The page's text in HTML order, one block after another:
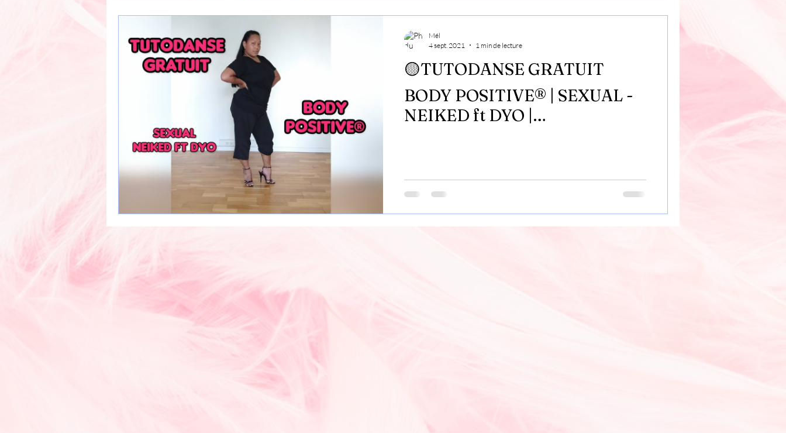
🟡TUTODANSE GRATUIT
BODY POSITIVE® | SEXUAL -
NEIKED ft DYO |
Mél
4 sept. 2021
1 min de lecture